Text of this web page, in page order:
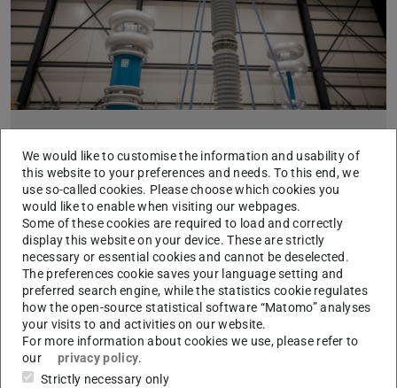
2019/10/17
Neues Testfeld: Wissenschaftler des Profilbereichs
untersuchen gasisolierte Gleichstrom-Erdleitungen unter
Realbedingungen
Lässt sich mit unterirdischen, gasisolierten
Gleichstromleitungen regenerativ erzeugter Strom über weite
Strecken verlustarm, effizient und kompakt transportieren? D…
Willkommens- und Informationsveranstaltung
für neue Studierende des M.Sc. Energy Science
and Engineering
We would like to customise the information and usability of
this website to your preferences and needs. To this end, we
use so-called cookies. Please choose which cookies you
would like to enable when visiting our webpages.
Some of these cookies are required to load and correctly
display this website on your device. These are strictly
necessary or essential cookies and cannot be deselected.
The preferences cookie saves your language setting and
preferred search engine, while the statistics cookie regulates
how the open-source statistical software “Matomo” analyses
your visits to and activities on our website.
For more information about cookies we use, please refer to
our
privacy policy.
Strictly necessary only